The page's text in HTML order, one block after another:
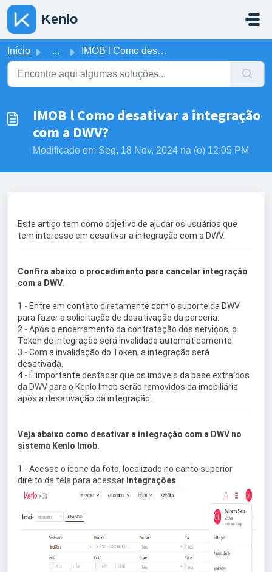
Ir para o conteúdo principal
Kenlo
Início ... IMOB l Como desativar a integração com a DWV?
IMOB l Como desativar a integração
com a DWV?
Modificado em Seg, 18 Nov, 2024 na (o) 12:05 PM
Este artigo tem como objetivo de ajudar os usuários que
tem interesse em desativar a integração com a DWV.
Confira abaixo o procedimento para cancelar integração
com a DWV.
1 - Entre em contato diretamente com o suporte da DWV
para fazer a solicitação de desativação da parceria.
2 - Após o encerramento da contratação dos serviços, o
Token de integração será invalidado automaticamente.
3 - Com a invalidação do Token, a integração será
desativada.
4 - É importante destacar que os imóveis da base extraídos
da DWV para o Kenlo Imob serão removidos da imobiliária
após a desativação da integração.
Veja abaixo como desativar a integração com a DWV no
sistema Kenlo Imob.
1 - Acesse o ícone da foto, localizado no canto superior
direito da tela para acessar Integrações